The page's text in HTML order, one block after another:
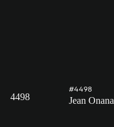
4498
#4498
Jean Onana